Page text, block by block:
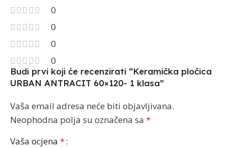
0
0
0
0
Budi prvi koji će recenzirati “Keramička pločica
URBAN ANTRACIT 60×120- 1 klasa”
Vaša email adresa neće biti objavljivana.
Neophodna polja su označena sa *
Vaša ocjena *